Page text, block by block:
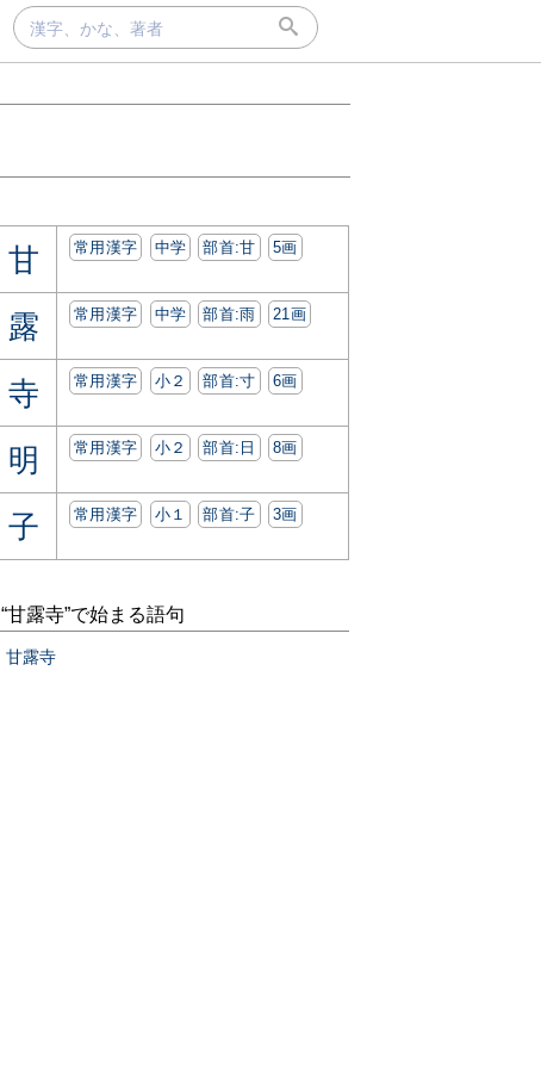
甘 常用漢字 中学 部首:⽢ 5画
露 常用漢字 中学 部首:⾬ 21画
寺 常用漢字 小２ 部首:⼨ 6画
明 常用漢字 小２ 部首:⽇ 8画
子 常用漢字 小１ 部首:⼦ 3画
“甘露寺”で始まる語句
甘露寺